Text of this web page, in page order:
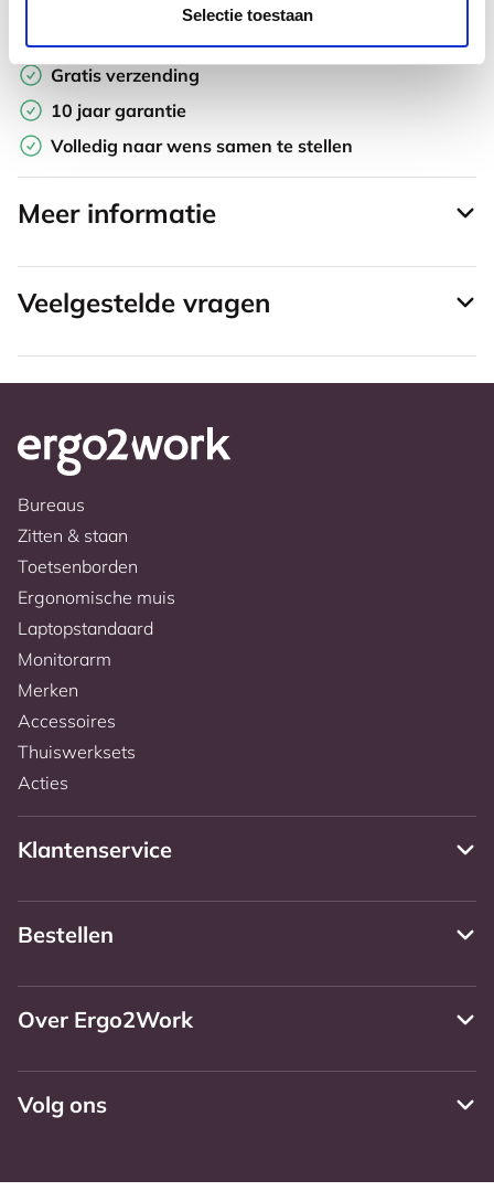
Selectie toestaan
Gratis verzending
10 jaar garantie
Volledig naar wens samen te stellen
Meer informatie
Veelgestelde vragen
Bureaus
Zitten & staan
Toetsenborden
Ergonomische muis
Laptopstandaard
Monitorarm
Merken
Accessoires
Thuiswerksets
Acties
Klantenservice
Bestellen
Over Ergo2Work
Volg ons